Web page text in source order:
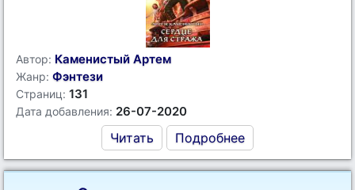
Автор: Каменистый Артем
Жанр: Фэнтези
Страниц: 131
Дата добавления: 26-07-2020
Читать Подробнее